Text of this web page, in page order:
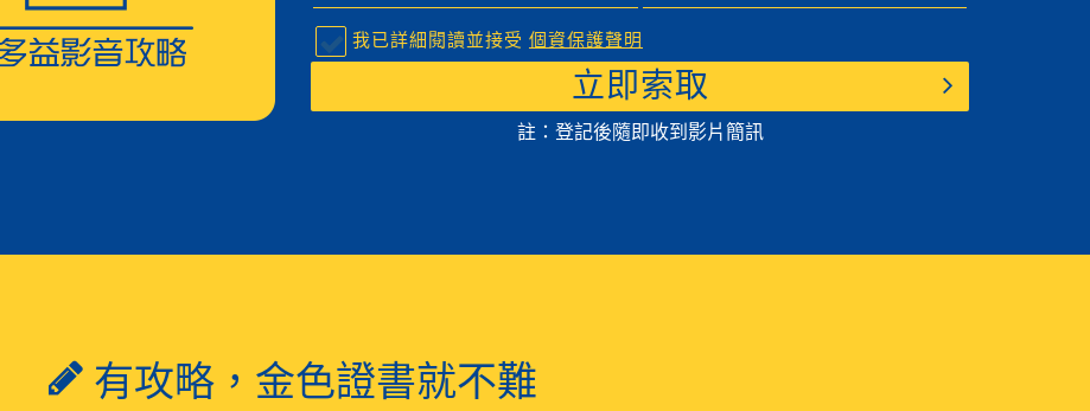
我已詳細閱讀並接受 個資保護聲明
立即索取
註：登記後隨即收到影片簡訊
有攻略，金色證書就不難